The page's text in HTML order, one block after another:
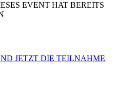
EVENT HAT BEREITS
JETZT DIE TEILNAHME